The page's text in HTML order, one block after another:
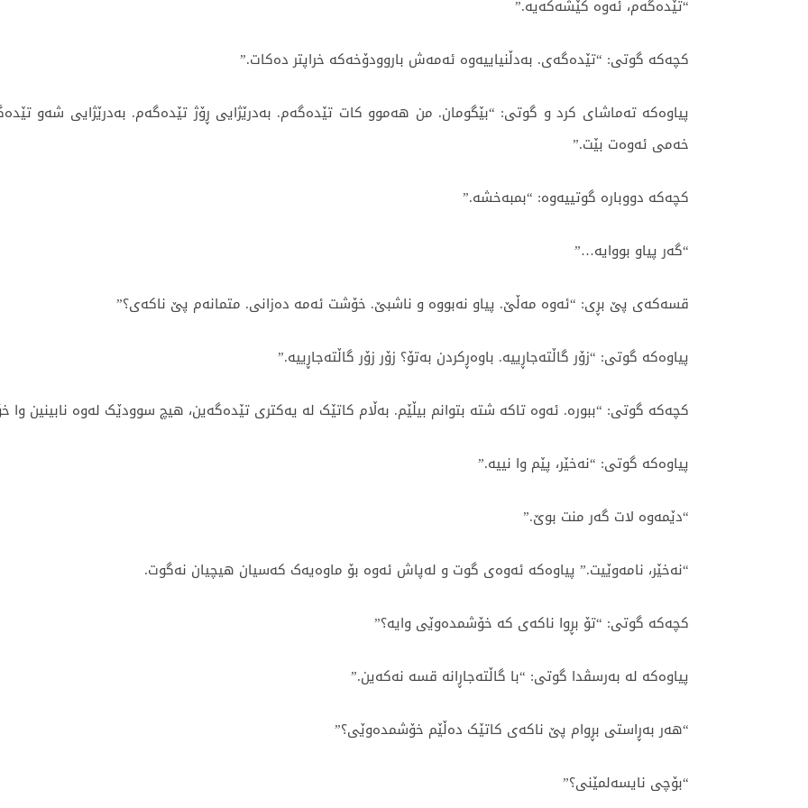
“تێدەگەم، ئەوە کێشەکەیە.”
کچەکە گوتی: “تێدەگەی. بەدڵنیاییەوە ئەمەش باروودۆخەکە خراپتر دەکات.”
پیاوەکە تەماشای کرد و گوتی: “بێگومان. من هەموو کات تێدەگەم. بەدرێژایی ڕۆژ تێدەگەم. بەدرێژایی شەو
خەمی ئەوەت بێت.”
کچەکە دووبارە گوتییەوە: “بمبەخشە.”
“گەر پیاو بووایە…”
قسەکەی پێ بڕی: “ئەوە مەڵێ. پیاو نەبووە و ناشبێ. خۆشت ئەمە دەزانی. متمانەم پێ ناکەی؟”
پیاوەکە گوتی: “زۆر گاڵتەجاڕییە. باوەڕکردن بەتۆ؟ زۆر زۆر گاڵتەجاڕییە.”
کچەکە گوتی: “ببورە. ئەوە تاکە شتە بتوانم بیڵێم. بەڵام کاتێک لە یەکتری تێدەگەین، هیچ سوودێک لەوە نابینین وا
پیاوەکە گوتی: “نەخێر، پێم وا نییە.”
“دێمەوە لات گەر منت بوێ.”
“نەخێر، نامەوێیت.” پیاوەکە ئەوەی گوت و لەپاش ئەوە بۆ ماوەیەک کەسیان هیچیان نەگوت.
کچەکە گوتی: “تۆ بڕوا ناکەی کە خۆشمدەوێی وایە؟”
پیاوەکە لە بەرسڤدا گوتی: “با گاڵتەجاڕانە قسە نەکەین.”
“هەر بەڕاستی بڕوام پێ ناکەی کاتێک دەڵێم خۆشمدەوێی؟”
“بۆچی نایسەلمێنی؟”